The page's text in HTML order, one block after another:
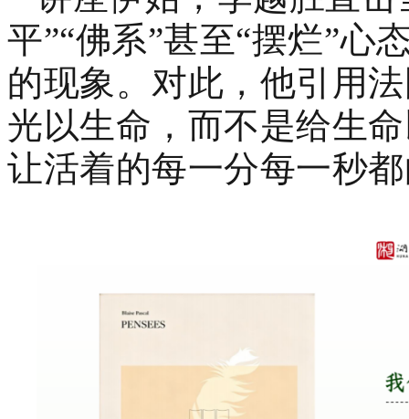
平”“佛系”甚至“摆烂”心
的现象。对此，他引用
光以生命，而不是给生
让活着的每一分每一秒